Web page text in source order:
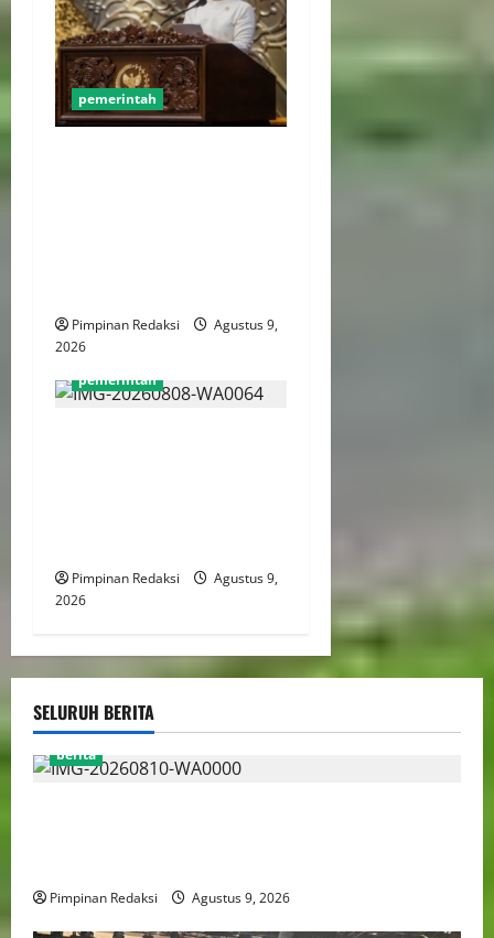
pemerintah
Pimpinan Redaksi
Agustus 9,
2026
pemerintah
Pimpinan Redaksi
Agustus 9,
2026
SELURUH BERITA
berita
Pimpinan Redaksi Agustus 9, 2026